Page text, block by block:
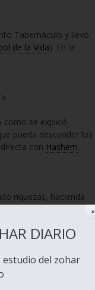
Tabernáculo y llevó
de la Vida). En la
como se explicó
pueda descender los
con Hashem.
riquezas, hacienda
mismo sabiduría y
ninguno de los
✕
DIARIO
del zohar